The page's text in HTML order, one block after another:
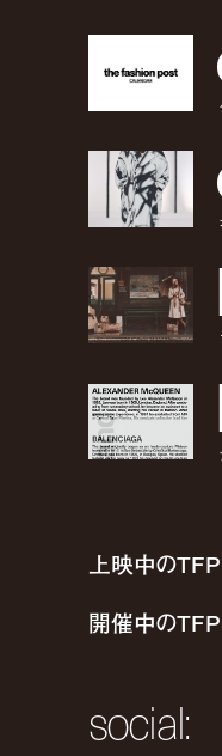
上映中の
開催中の
social: